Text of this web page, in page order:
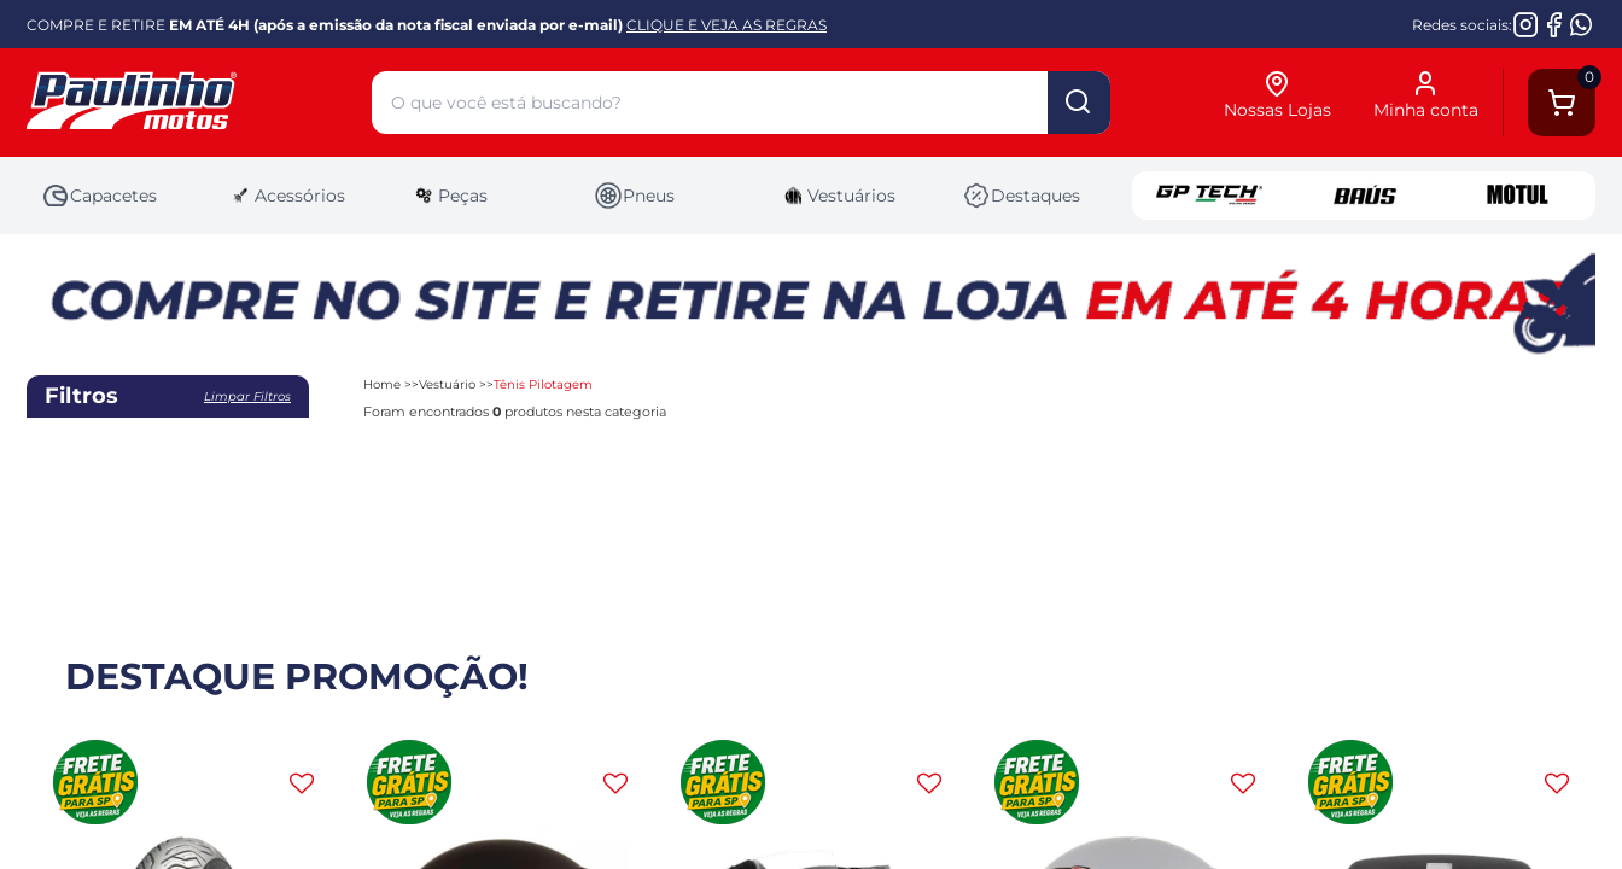
COMPRE E RETIRE EM ATÉ 4H (após a emissão da nota fiscal enviada por e-mail) CLIQUE E VEJA AS REGRAS Redes sociais:
0
Minha conta
Nossas Lojas
Capacetes Acessórios Peças Pneus Vestuários Destaques
Filtros Limpar Filtros
Home Vestuário Tênis Pilotagem
Foram encontrados 0 produtos nesta categoria
DESTAQUE PROMOÇÃO!